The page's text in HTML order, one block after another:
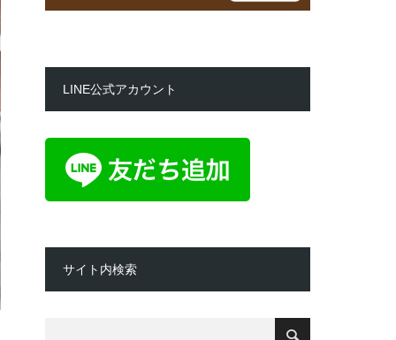
LINE公式アカウント
サイト内検索